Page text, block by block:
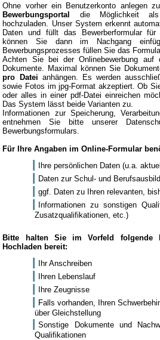
Ohne vorher ein Benutzerkonto anlegen
Bewerbungsportal
die Möglichkeit
hochzuladen. Unser System erkennt
Daten und füllt das Bewerberformular
können Sie dann im Nachgang
Bewerbungsprozesses füllen Sie das
Achten Sie bei der Onlinebewerbung auf
Dokumente. Maximal können Sie
pro Datei anhängen. Es werden
sowie Fotos im jpg-Format akzeptiert. Ob
oder alles in einer pdf-Datei einreichen
Das System lässt beide Varianten zu.
Informationen zur Speicherung,
entnehmen Sie bitte unserer
Bewerbungsformulars.
Für Ihre Angaben im Online-Formular
Ihre persönlichen Daten (u.a.
Daten zur Schul- und
ggf. Daten zu Ihren relevanten,
Informationen zu sonstigen
Zusatzqualifikationen, etc.)
Bitte halten Sie im Vorfeld folgende
Hochladen bereit:
Ihr Anschreiben
Ihren Lebenslauf
Ihre Zeugnisse
Falls vorhanden, Ihren
über Gleichstellung
Sonstige Dokumente und
Qualifikationen